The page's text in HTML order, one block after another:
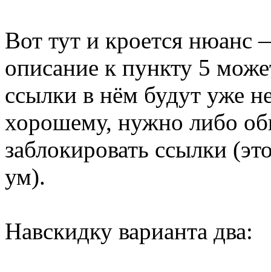
Вот тут и кроется
описание к пункту 5
ссылки в нём будут уже
хорошему, нужно либо
заблокировать ссылки
ум).
Навскидку варианта два: